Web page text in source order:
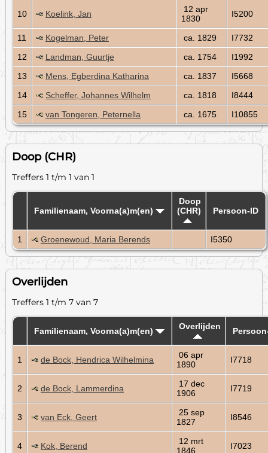
10 Koelink, Jan
12 apr
1830
I5200
11 Kogelman, Peter ca. 1829
I7732
12
Landman, Guurtje ca. 1754
I1992
13
Mens, Egberdina Katharina ca. 1837
I5668
14
Scheffer, Johannes Wilhelm ca. 1818
I8444
15
van Tongeren, Peternella ca. 1675 I10855
Doop (CHR)
Treffers 1 t/m 1 van 1
Familienaam, Voorna(a)m(en)
Doop
(CHR)
Persoon-ID
1 Groenewoud, Maria Berends I5350
Overlijden
Treffers 1 t/m 7 van 7
Familienaam, Voorna(a)m(en) Overlijden
1 de Bock, Hendrica Wilhelmina
06 apr
1890
I7718
2 de Bock, Lammerdina
17 dec
1906
I7719
3 van Eck, Geert
25 sep
1827
I8546
4 Kok, Berend
12 mrt
1846
I7023